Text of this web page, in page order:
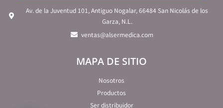
Av. de la Juventud 101, Antiguo Nogalar, 66484 San Nicolás de los
Garza, N.L.
ventas@alsermedica.com
MAPA DE SITIO
Nosotros
Productos
Ser distribuidor